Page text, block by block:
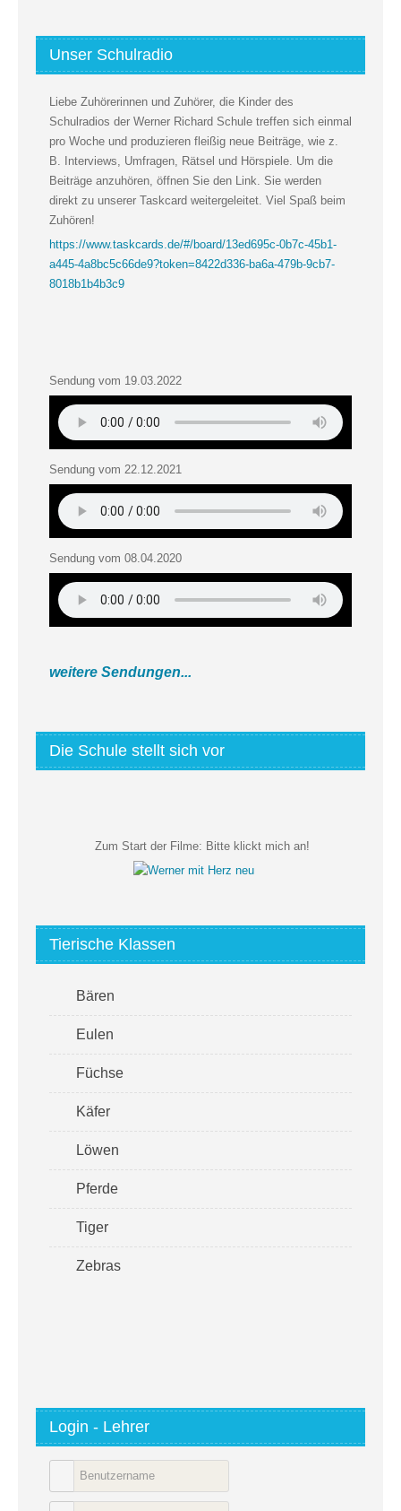
Unser Schulradio
Liebe Zuhörerinnen und Zuhörer, die Kinder des
Schulradios der Werner Richard Schule treffen sich einmal
pro Woche und produzieren fleißig neue Beiträge, wie z.
B. Interviews, Umfragen, Rätsel und Hörspiele. Um die
Beiträge anzuhören, öffnen Sie den Link. Sie werden
direkt zu unserer Taskcard weitergeleitet. Viel Spaß beim
Zuhören!
https://www.taskcards.de/#/board/13ed695c-0b7c-45b1-
a445-4a8bc5c66de9?token=8422d336-ba6a-479b-9cb7-
8018b1b4b3c9
Sendung vom 19.03.2022
Sendung vom 22.12.2021
Sendung vom 08.04.2020
weitere Sendungen...
Die Schule stellt sich vor
Zum Start der Filme: Bitte klickt mich an!
Tierische Klassen
Bären
Eulen
Füchse
Käfer
Löwen
Pferde
Tiger
Zebras
Login - Lehrer